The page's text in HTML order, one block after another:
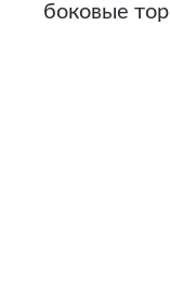
боковые